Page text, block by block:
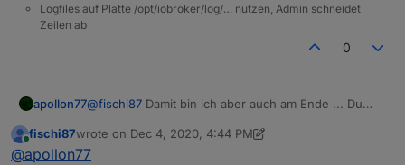
Logfiles auf Platte /opt/iobroker/log/… nutzen, Admin schneidet
Zeilen ab
0
apollon77@fischi87 Damit bin ich aber auch am Ende ... Du
Online
fischi87wrote on Dec 4, 2020, 4:44 PM
last edited by fischi87Dec 4, 2020, 6:18 PM
@apollon77